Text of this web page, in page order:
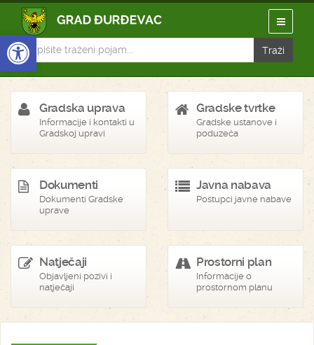
Open toolbar
Gradska uprava
Informacije i kontakti u
Gradskoj upravi
Gradske tvrtke
Gradske ustanove i
poduzeća
Dokumenti
Dokumenti Gradske
uprave
Javna nabava
Postupci javne nabave
Natječaji
Objavljeni pozivi i
natječaji
Prostorni plan
Informacije o
prostornom planu